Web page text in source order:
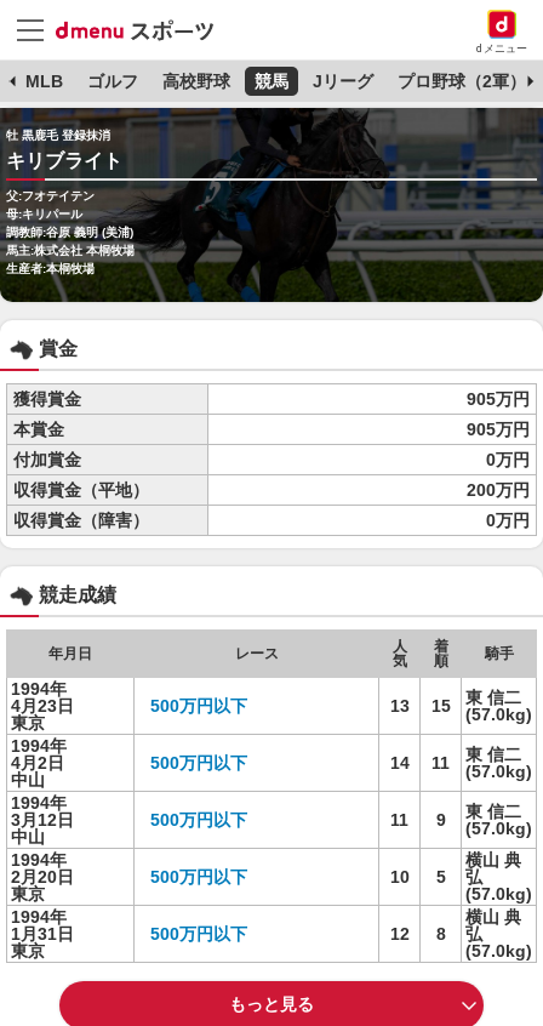
dメニュー
MLB ゴルフ 高校野球 競馬 Jリーグ プロ野球（2軍）
牡 黒鹿毛 登録抹消
キリブライト
父:フオテイテン
母:キリパール
調教師:谷原 義明 (美浦)
馬主:株式会社 本桐牧場
生産者:本桐牧場
賞金
獲得賞金
905万円
本賞金
905万円
付加賞金
0万円
収得賞金（平地）
200万円
収得賞金（障害）
0万円
競走成績
年月日 レース
人
気
着
順
騎手
1994年
4月23日
東京
500万円以下 13 15
東 信二
(57.0kg)
1994年
4月2日
中山
500万円以下 14 11
東 信二
(57.0kg)
1994年
3月12日
中山
500万円以下 11 9
東 信二
(57.0kg)
1994年
2月20日
東京
500万円以下 10 5
横山 典
弘
(57.0kg)
1994年
1月31日
東京
500万円以下 12 8
横山 典
弘
(57.0kg)
もっと見る